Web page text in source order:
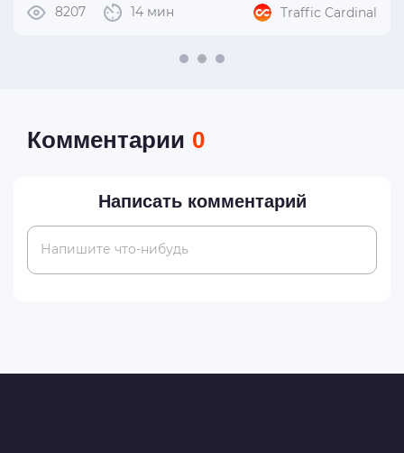
8207 14 мин Traffic Cardinal
Комментарии 0
Написать комментарий
Напишите что-нибудь